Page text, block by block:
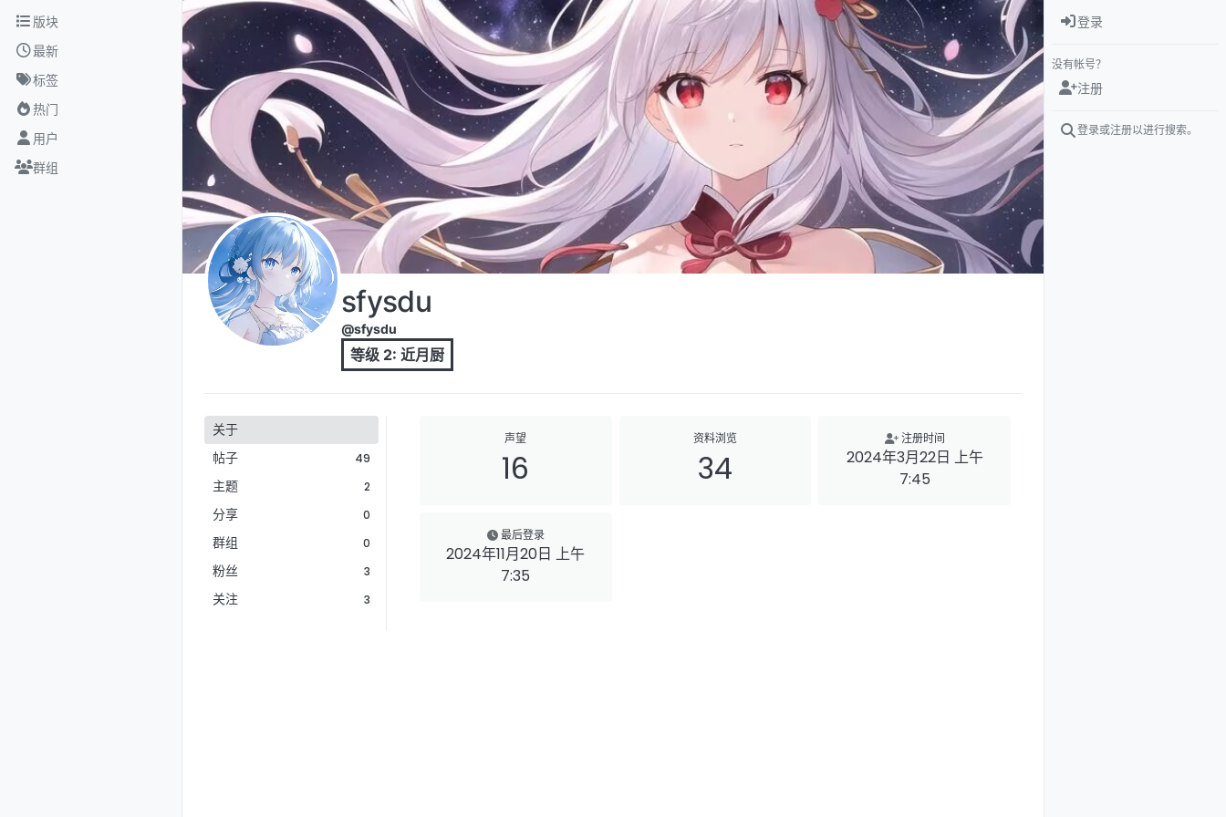
跳转至内容
版块
最新
标签
热门
用户
群组
sfysdu
@sfysdu
等级 2: 近月厨
关于
帖子
49
主题 2
分享 0
群组 0
粉丝 3
关注 3
声望
16
资料浏览
34
注册时间
2024年3月22日 上午
7:45
最后登录
2024年11月20日 上午
7:35
登录
没有帐号？
注册
登录或注册以进行搜索。